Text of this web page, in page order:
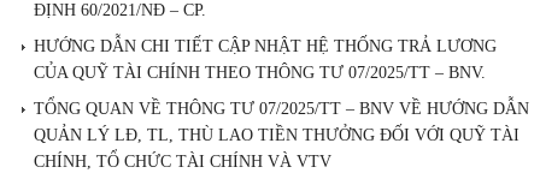
ĐỊNH 60/2021/NĐ – CP.
HƯỚNG DẪN CHI TIẾT CẬP NHẬT HỆ THỐNG TRẢ LƯƠNG
CỦA QUỸ TÀI CHÍNH THEO THÔNG TƯ 07/2025/TT – BNV.
TỔNG QUAN VỀ THÔNG TƯ 07/2025/TT – BNV VỀ HƯỚNG DẪN
QUẢN LÝ LĐ, TL, THÙ LAO TIỀN THƯỞNG ĐỐI VỚI QUỸ TÀI
CHÍNH, TỔ CHỨC TÀI CHÍNH VÀ VTV